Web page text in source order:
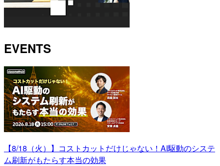
EVENTS
【8/18（火）】コストカットだけじゃない！AI駆動のシステ
ム刷新がもたらす本当の効果